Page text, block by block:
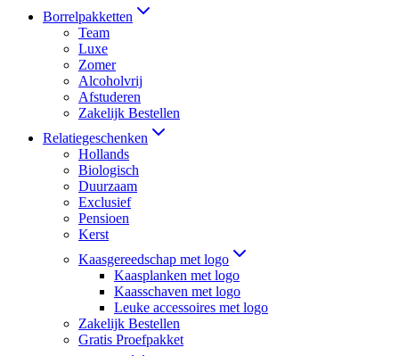
Borrelpakketten
Team
Luxe
Zomer
Alcoholvrij
Afstuderen
Zakelijk Bestellen
Relatiegeschenken
Hollands
Biologisch
Duurzaam
Exclusief
Pensioen
Kerst
Kaasgereedschap met logo
Kaasplanken met logo
Kaasschaven met logo
Leuke accessoires met logo
Zakelijk Bestellen
Gratis Proefpakket